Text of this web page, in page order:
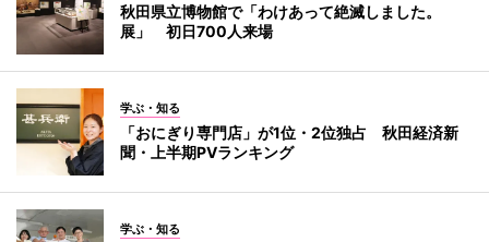
秋田県立博物館で「わけあって絶滅しました。
展」 初日700人来場
学ぶ・知る
「おにぎり専門店」が1位・2位独占 秋田経済新
聞・上半期PVランキング
学ぶ・知る